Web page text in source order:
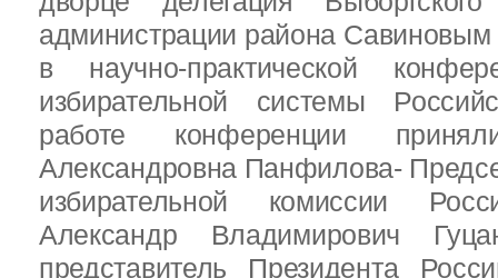
администрации района Савиновым
в научно-практической
избирательной системы
работе конференции
Александровна Панфилова-
избирательной комиссии
Александр Владимирович
представитель Президента